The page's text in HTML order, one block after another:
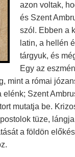
azon voltak,
és Szent
szól. Ebben a
latin, a hellén
tárgyuk, és
Egy az
mint a római
Szent
mutatja be.
tüze,
a földön